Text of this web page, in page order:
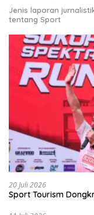
Jenis laporan
tentang Sport
20 Juli 2026
Sport Tourism